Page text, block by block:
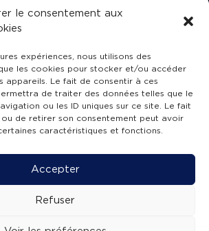
le consentement aux
expériences, nous utilisons des
les cookies pour stocker et/ou accéder
appareils. Le fait de consentir à ces
de traiter des données telles que le
ou les ID uniques sur ce site. Le fait
ou de retirer son consentement peut avoir
caractéristiques et fonctions.
Accepter
Refuser
GRATUITEMENT
TVBA !
SUIVEZ-NOUS !
légales -Accessibilité